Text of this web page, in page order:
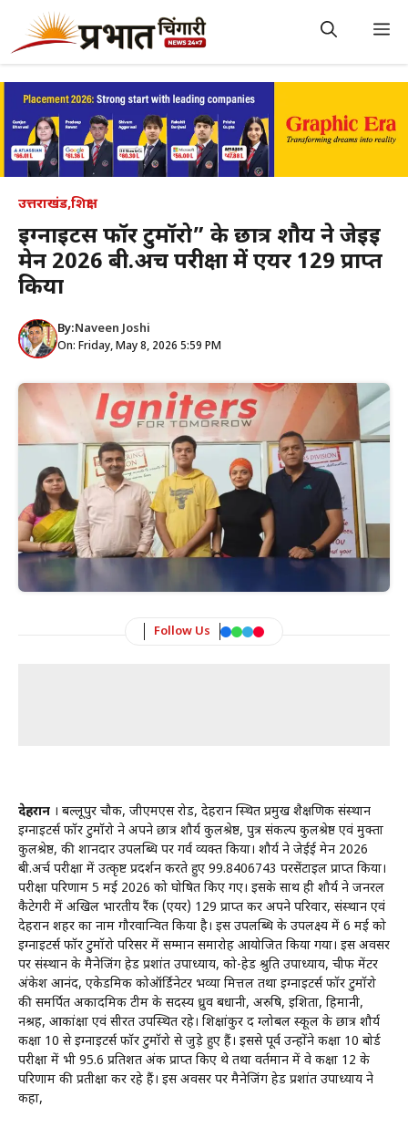
content
उत्तराखंड,शिक्षा
इग्नाइटर्स फॉर टुमॉरो” के छात्र शौर्य ने जेईई
मेन 2026 बी.अर्च परीक्षा में एयर 129 प्राप्त
किया
By:Naveen Joshi
On: Friday, May 8, 2026 5:59 PM
Follow Us
देहरादून । बल्लूपुर चौक, जीएमएस रोड, देहरादून स्थित प्रमुख शैक्षणिक संस्थान
इग्नाइटर्स फॉर टुमॉरो ने अपने छात्र शौर्य कुलश्रेष्ठ, पुत्र संकल्प कुलश्रेष्ठ एवं मुक्ता
कुलश्रेष्ठ, की शानदार उपलब्धि पर गर्व व्यक्त किया। शौर्य ने जेईई मेन 2026
बी.अर्च परीक्षा में उत्कृष्ट प्रदर्शन करते हुए 99.8406743 परसेंटाइल प्राप्त किया।
परीक्षा परिणाम 5 मई 2026 को घोषित किए गए। इसके साथ ही शौर्य ने जनरल
कैटेगरी में अखिल भारतीय रैंक (एयर) 129 प्राप्त कर अपने परिवार, संस्थान एवं
देहरादून शहर का नाम गौरवान्वित किया है। इस उपलब्धि के उपलक्ष्य में 6 मई को
इग्नाइटर्स फॉर टुमॉरो परिसर में सम्मान समारोह आयोजित किया गया। इस अवसर
पर संस्थान के मैनेजिंग हेड प्रशांत उपाध्याय, को-हेड श्रुति उपाध्याय, चीफ मेंटर
अंकेश आनंद, एकेडमिक कोऑर्डिनेटर भव्या मित्तल तथा इग्नाइटर्स फॉर टुमॉरो
की समर्पित अकादमिक टीम के सदस्य ध्रुव बधानी, अरुषि, इशिता, हिमानी,
नश्रह, आकांक्षा एवं सीरत उपस्थित रहे। शिक्षांकुर द ग्लोबल स्कूल के छात्र शौर्य
कक्षा 10 से इग्नाइटर्स फॉर टुमॉरो से जुड़े हुए हैं। इससे पूर्व उन्होंने कक्षा 10 बोर्ड
परीक्षा में भी 95.6 प्रतिशत अंक प्राप्त किए थे तथा वर्तमान में वे कक्षा 12 के
परिणाम की प्रतीक्षा कर रहे हैं। इस अवसर पर मैनेजिंग हेड प्रशांत उपाध्याय ने
कहा,